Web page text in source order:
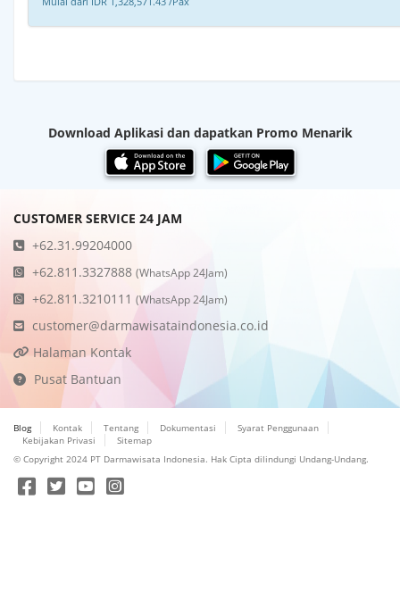
International
Religi
Tour
Tiket
Event
PCS
Antigen
Umrah
Download Aplikasi dan dapatkan Promo Menarik
CUSTOMER SERVICE 24 JAM
+62.31.99204000
+62.811.3327888 (WhatsApp 24Jam)
+62.811.3210111 (WhatsApp 24Jam)
customer@darmawisataindonesia.co.id
Halaman Kontak
Pusat Bantuan
Blog Kontak Tentang Dokumentasi
Syarat Penggunaan
Kebijakan Privasi
Sitemap
© Copyright 2024 PT Darmawisata Indonesia. Hak Cipta dilindungi Undang-Undang.